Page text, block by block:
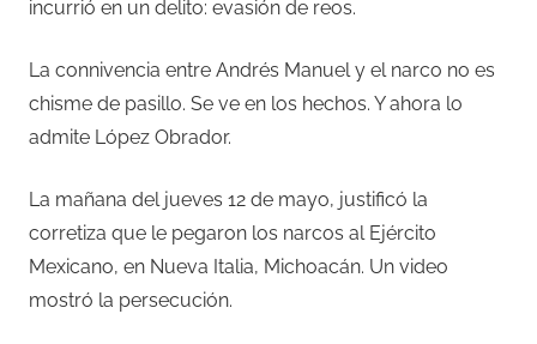
incurrió en un delito: evasión de reos.
La connivencia entre Andrés Manuel y el narco no es
chisme de pasillo. Se ve en los hechos. Y ahora lo
admite López Obrador.
La mañana del jueves 12 de mayo, justificó la
corretiza que le pegaron los narcos al Ejército
Mexicano, en Nueva Italia, Michoacán. Un video
mostró la persecución.